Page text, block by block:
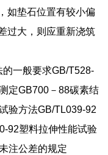
如垫石位置有较小偏
过大，则应重新浇筑
一般要求GB/T528-
定GB700－88碳素结
验方法GB/TL039-92
92塑料拉伸性能试验
注公差的规定